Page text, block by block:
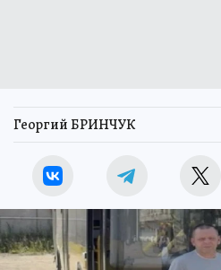
Георгий БРИНЧУК